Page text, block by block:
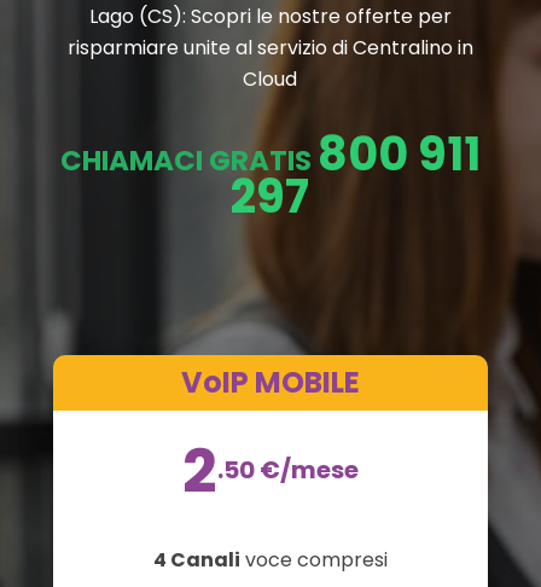
Lago (CS): Scopri le nostre offerte per
risparmiare unite al servizio di Centralino in
Cloud
CHIAMACI GRATIS 800 911
297
VoIP MOBILE
2.50€/mese
4 Canali voce compresi